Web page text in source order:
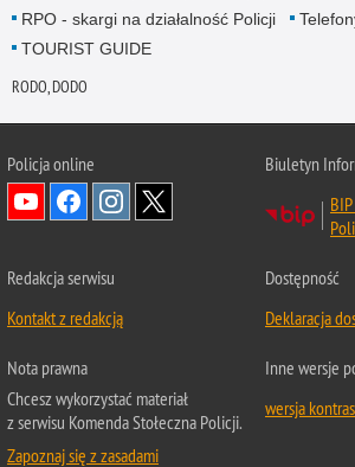
RPO - skargi na działalność Policji
TOURIST GUIDE
RODO, DODO
Policja online
Biuletyn
Redakcja serwisu
Kontakt z redakcją
Dostępność
Deklaracja
Nota prawna
Chcesz wykorzystać materiał
z serwisu Komenda Stołeczna Policji.
Zapoznaj się z zasadami
Inne wersje
wersja